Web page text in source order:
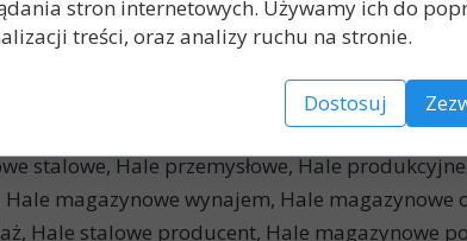
więcej o naszej hali o wymiarach 8 x12
stalowe magazynowe, Hale blaszane, Hale
hali magazynowej, Projekt hali
stalowe, Hale przemysłowe, Hale
magazynowe wynajem, Hale
Hale stalowe producent, Hale magazynowe
stron internetowych. Używamy ich do
treści, oraz analizy ruchu na stronie.
Dostosuj